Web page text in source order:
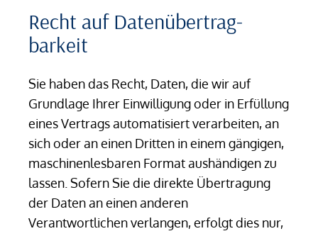
Recht auf Daten­übertrag­
barkeit
Sie haben das Recht, Daten, die wir auf
Grundlage Ihrer Einwilligung oder in Erfüllung
eines Vertrags automatisiert verarbeiten, an
sich oder an einen Dritten in einem gängigen,
maschinenlesbaren Format aushändigen zu
lassen. Sofern Sie die direkte Übertragung
der Daten an einen anderen
Verantwortlichen verlangen, erfolgt dies nur,